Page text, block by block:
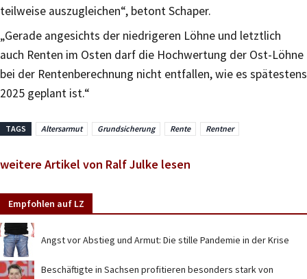
teilweise auszugleichen“, betont Schaper.
„Gerade angesichts der niedrigeren Löhne und letztlich
auch Renten im Osten darf die Hochwertung der Ost-Löhne
bei der Rentenberechnung nicht entfallen, wie es spätestens
2025 geplant ist.“
TAGS Altersarmut Grundsicherung Rente Rentner
weitere Artikel von Ralf Julke lesen
Empfohlen auf LZ
Angst vor Abstieg und Armut: Die stille Pandemie in der Krise
Beschäftigte in Sachsen profitieren besonders stark von